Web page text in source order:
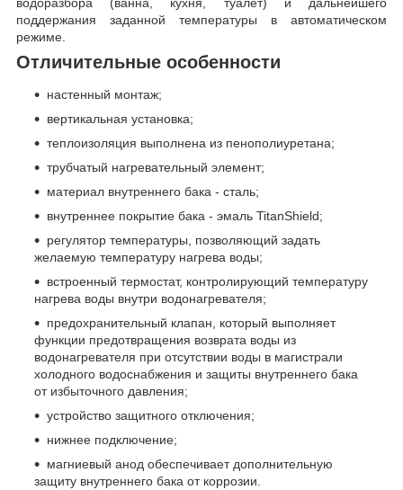
водоразбора (ванна, кухня, туалет) и дальнейшего
поддержания заданной температуры в автоматическом
режиме.
Отличительные особенности
настенный монтаж;
вертикальная установка;
теплоизоляция выполнена из пенополиуретана;
трубчатый нагревательный элемент;
материал внутреннего бака - сталь;
внутреннее покрытие бака - эмаль TitanShield;
регулятор температуры, позволяющий задать
желаемую температуру нагрева воды;
встроенный термостат, контролирующий температуру
нагрева воды внутри водонагревателя;
предохранительный клапан, который выполняет
функции предотвращения возврата воды из
водонагревателя при отсутствии воды в магистрали
холодного водоснабжения и защиты внутреннего бака
от избыточного давления;
устройство защитного отключения;
нижнее подключение;
магниевый анод обеспечивает дополнительную
защиту внутреннего бака от коррозии.